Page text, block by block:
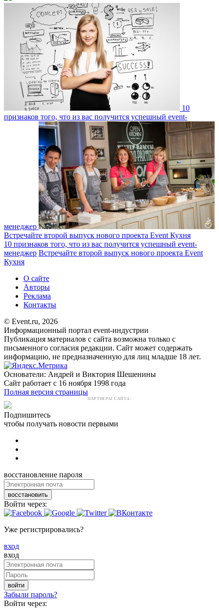
10
признаков того, что из вас получится успешный event-
менеджер
Встречайте второй выпуск нового проекта Event Кухня
10 признаков того, что из вас получится успешный event-
менеджер Встречайте второй выпуск нового проекта Event
Кухня
О сайте
Авторы
Реклама
Контакты
© Event.ru, 2026
Информационный портал event-индустрии
Публикация материалов с сайта возможна только с
письменного согласия редакции. Сайт может содержать
информацию, не предназначенную для лиц младше 18 лет.
Основатели: Андрей и Виктория Шешенины
Сайт работает с 16 ноября 1998 года
Полная версия страницы
ПАРТНЕРЫ САЙТА:
Подпишитесь
чтобы получать новости первыми
восстановление пароля
восстановить
Войти через:
Уже регистрировались?
вход
вход
войти
Забыли пароль?
Войти через: